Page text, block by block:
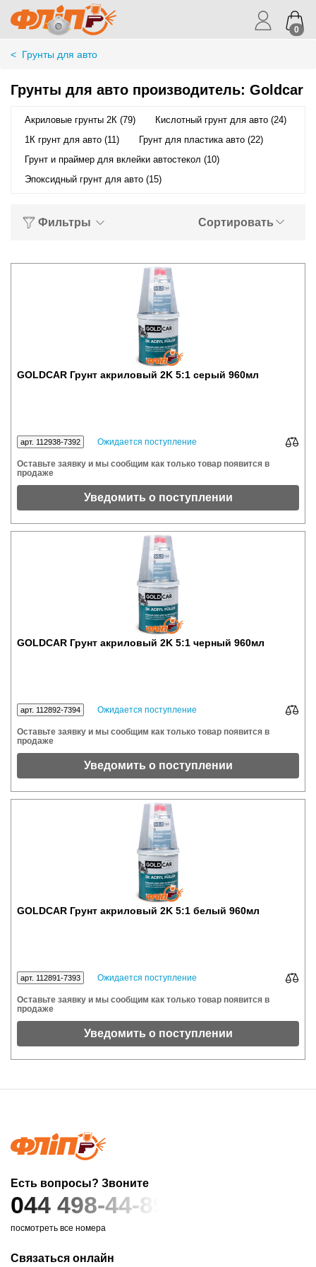
0
< Грунты для авто
Грунты для авто производитель: Goldcar
Акриловые грунты 2К (79)
Кислотный грунт для авто (24)
1К грунт для авто (11)
Грунт для пластика авто (22)
Грунт и праймер для вклейки автостекол (10)
Эпоксидный грунт для авто (15)
Фильтры Сортировать
GOLDCAR Грунт акриловый 2K 5:1 серый 960мл
арт. 112938-7392 Ожидается поступление
Оставьте заявку и мы сообщим как только товар появится в
продаже
Уведомить о поступлении
GOLDCAR Грунт акриловый 2K 5:1 черный 960мл
арт. 112892-7394 Ожидается поступление
Оставьте заявку и мы сообщим как только товар появится в
продаже
Уведомить о поступлении
GOLDCAR Грунт акриловый 2K 5:1 белый 960мл
арт. 112891-7393 Ожидается поступление
Оставьте заявку и мы сообщим как только товар появится в
продаже
Уведомить о поступлении
Есть вопросы? Звоните
044 498-44-89
посмотреть все номера
Связаться онлайн